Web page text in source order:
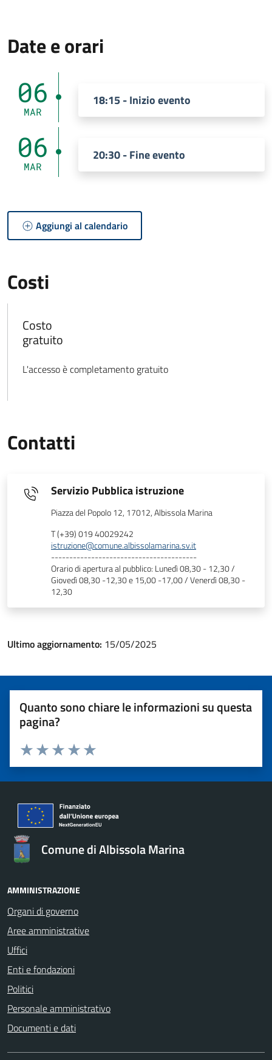
Date e orari
06
MAR
18:15 - Inizio evento
06
MAR
20:30 - Fine evento
Aggiungi al calendario
Costi
Costo
gratuito
L'accesso è completamento gratuito
Contatti
Servizio Pubblica istruzione
Piazza del Popolo 12, 17012, Albissola Marina
T (+39) 019 40029242
istruzione@comune.albissolamarina.sv.it
----------------------------------------
Orario di apertura al pubblico: Lunedì 08,30 - 12,30 /
Giovedì 08,30 -12,30 e 15,00 -17,00 / Venerdì 08,30 -
12,30
Ultimo aggiornamento: 15/05/2025
Quanto sono chiare le informazioni su questa
pagina?
Valuta 5 stelle su 5
Valuta 4 stelle su 5
Valuta 3 stelle su 5
Valuta 2 stelle su 5
Valuta 1 stelle su 5
Comune di Albissola Marina
AMMINISTRAZIONE
Organi di governo
Aree amministrative
Uffici
Enti e fondazioni
Politici
Personale amministrativo
Documenti e dati